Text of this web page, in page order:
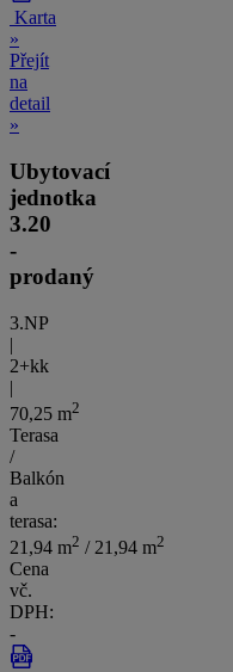
Karta
»
Přejít
na
detail
»
Ubytovací
jednotka
3.20
-
prodaný
3.NP
|
2+kk
|
70,25 m2
Terasa
/
Balkón
a
terasa:
21,94 m2 / 21,94 m2
Cena
vč.
DPH:
-